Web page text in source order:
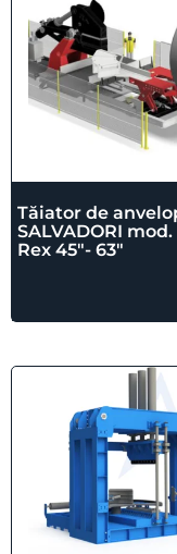
Tăiator de
SALVADORI mod.
Rex 45″- 63″